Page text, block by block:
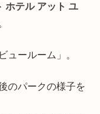
ホテル アット ユ
ュールーム」。
のパークの様子を